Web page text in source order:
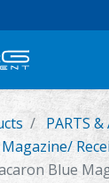
PARTS &
Blue